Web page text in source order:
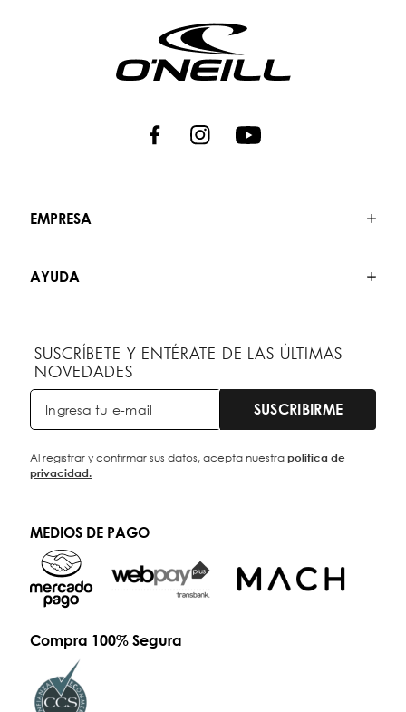
EMPRESA
AYUDA
SUSCRÍBETE Y ENTÉRATE DE LAS ÚLTIMAS
NOVEDADES
SUSCRIBIRME
Al registrar y confirmar sus datos, acepta nuestrapolítica de
privacidad.
MEDIOS DE PAGO
Compra 100% Segura